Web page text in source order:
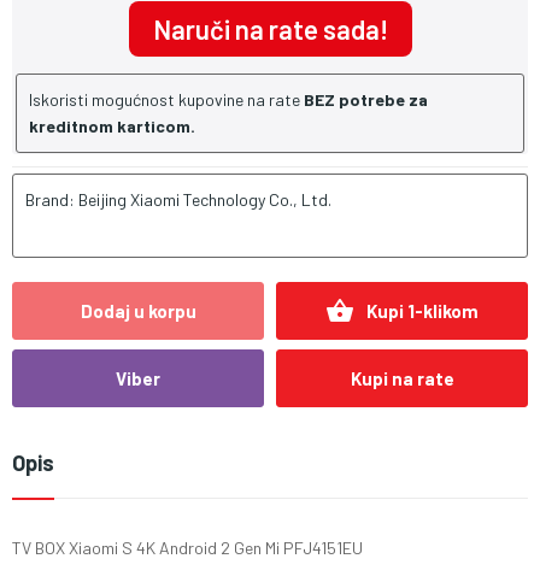
Naruči na rate sada!
Iskoristi mogućnost kupovine na rate BEZ potrebe za
kreditnom karticom.
Brand: Beijing Xiaomi Technology Co., Ltd.
Dodaj u korpu shopping_basket Kupi 1-klikom
Viber Kupi na rate
Opis
TV BOX Xiaomi S 4K Android 2 Gen Mi PFJ4151EU